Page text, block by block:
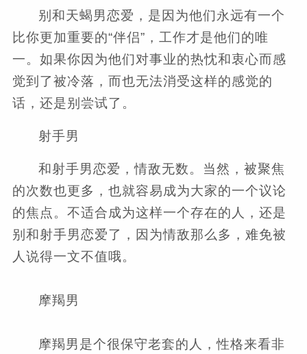
别和天蝎男恋爱，是因为他们永远有一个
比你更加重要的“伴侣”，工作才是他们的唯
一。如果你因为他们对事业的热忱和衷心而感
觉到了被冷落，而也无法消受这样的感觉的
话，还是别尝试了。
射手男
和射手男恋爱，情敌无数。当然，被聚焦
的次数也更多，也就容易成为大家的一个议论
的焦点。不适合成为这样一个存在的人，还是
别和射手男恋爱了，因为情敌那么多，难免被
人说得一文不值哦。
摩羯男
摩羯男是个很保守老套的人，性格来看非